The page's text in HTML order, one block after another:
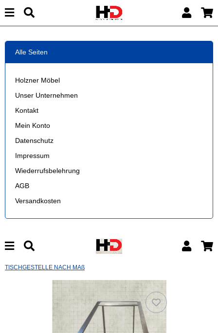
Alle Seiten
Holzner Möbel
Unser Unternehmen
Kontakt
Mein Konto
Datenschutz
Impressum
Wiederrufsbelehrung
AGB
Versandkosten
TISCHGESTELLE NACH MAß